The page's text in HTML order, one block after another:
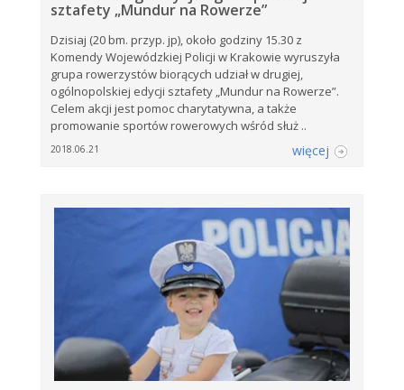
sztafety „Mundur na Rowerze”
Dzisiaj (20 bm. przyp. jp), około godziny 15.30 z
Komendy Wojewódzkiej Policji w Krakowie wyruszyła
grupa rowerzystów biorących udział w drugiej,
ogólnopolskiej edycji sztafety „Mundur na Rowerze”.
Celem akcji jest pomoc charytatywna, a także
promowanie sportów rowerowych wśród służ ..
2018.06.21 więcej